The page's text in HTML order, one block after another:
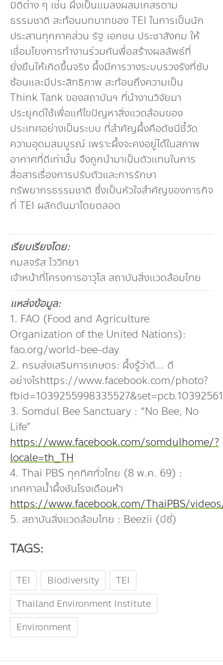
มิติต่าง ๆ เช่น ผึ้งเป็นแมลงผสมเกสรตาม
ธรรมชาติ สะท้อนบทบาทของ TEI ในการเป็นนัก
ประสานทุกภาคส่วน รัฐ เอกชน ประชาสังคม ให้
เชื่อมโยงการทำงานร่วมกันพื่อสร้างผลลัพธ์ที่
ยั่งยืนให้เกิดขึ้นจริง ผึ้งมีการวางระบบรวงรังที่ซับ
ซ้อนและมีประสิทธิภาพ สะท้อนถึงความเป็น
Think Tank ของสถาบันฯ ที่นำงานวิจัยมา
ประยุกต์ใช้เพื่อแก้ไขปัญหาสิ่งแวดล้อมของ
ประเทศอย่างเป็นระบบ ที่สำคัญผึ้งคือดัชนีชี้วัด
ความอุดมสมบูรณ์ เพราะผึ้งจะคงอยู่ได้ในสภาพ
อากาศที่ดีเท่านั้น จึงถูกนำมาเป็นตัวแทนในการ
สื่อสารเรื่องการปรับตัวและการรักษา
ทรัพยากรธรรมชาติ ซึ่งเป็นหัวใจสำคัญของภารกิจ
ที่ TEI ผลักดันมาโดยตลอด
เรียบเรียงโดย:
กมลจรัส ไววิทยา
เจ้าหน้าที่โครงการอาวุโส สถาบันสิ่งแวดล้อมไทย
แหล่งข้อมูล:
1. FAO (Food and Agriculture
Organization of the United Nations):
fao.org/world-bee-day
2. กรมส่งเสริมการเกษตร: ผึ้งรู้ว่าดี... ดี
อย่างไรhttps://www.facebook.com/photo?
3. Somdul Bee Sanctuary : “No Bee, No
Life”
https://www.facebook.com/somdulhome/?
locale=th_TH
4. Thai PBS ทุกทิศทั่วไทย (8 พ.ค. 69) :
เทศกาลน้ำผึ้งชันโรงเดือนห้า
https://www.facebook.com/ThaiPBS/
5. สถาบันสิ่งแวดล้อมไทย : Beezii (บีซี่)
TAGS:
TEI Biodiversity
TEI
Thailand Environment Institute
Environment